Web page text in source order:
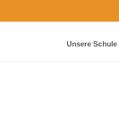
Unsere Schule